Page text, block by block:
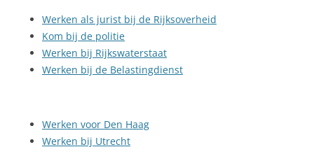
Werken als jurist bij de Rijksoverheid
Kom bij de politie
Werken bij Rijkswaterstaat
Werken bij de Belastingdienst
Werken voor Den Haag
Werken bij Utrecht